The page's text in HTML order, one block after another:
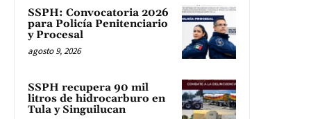
SSPH: Convocatoria 2026
para Policía Penitenciario
y Procesal
agosto 9, 2026
SSPH recupera 90 mil
litros de hidrocarburo en
Tula y Singuilucan